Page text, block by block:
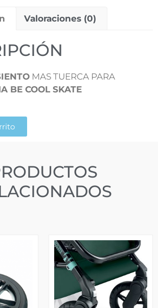
Valoraciones (0)
MAS TUERCA PARA
BE COOL SKATE